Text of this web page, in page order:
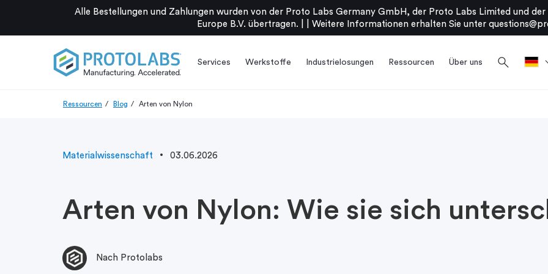
Alle Bestellungen und Zahlungen wurden von der Proto Labs Germany GmbH, der Proto Labs Limited und
Europe B.V. übertragen. |
Weitere Informationen erhalten Sie unter
Services Werkstoffe Industrielosungen Ressourcen Über uns search
Ressourcen Blog Arten von Nylon
Materialwissenschaft 03.06.2026
Arten von Nylon: Wie sie sich
Nach Protolabs